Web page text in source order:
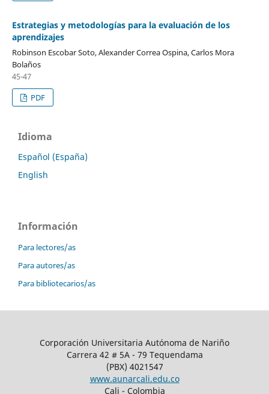
Estrategias y metodologías para la evaluación de los
aprendizajes
Robinson Escobar Soto, Alexander Correa Ospina, Carlos Mora
Bolaños
45-47
PDF
Idioma
Español (España)
English
Información
Para lectores/as
Para autores/as
Para bibliotecarios/as
Corporación Universitaria Autónoma de Nariño
Carrera 42 # 5A - 79 Tequendama
(PBX) 4021547
www.aunarcali.edu.co
Cali - Colombia